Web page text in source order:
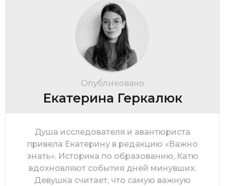
Опубликовано
Екатерина Геркалюк
Душа исследователя и авантюриста
привела Екатерину в редакцию «Важно
знать». Историка по образованию, Катю
вдохновляют события дней минувших.
Девушка считает, что самую важную